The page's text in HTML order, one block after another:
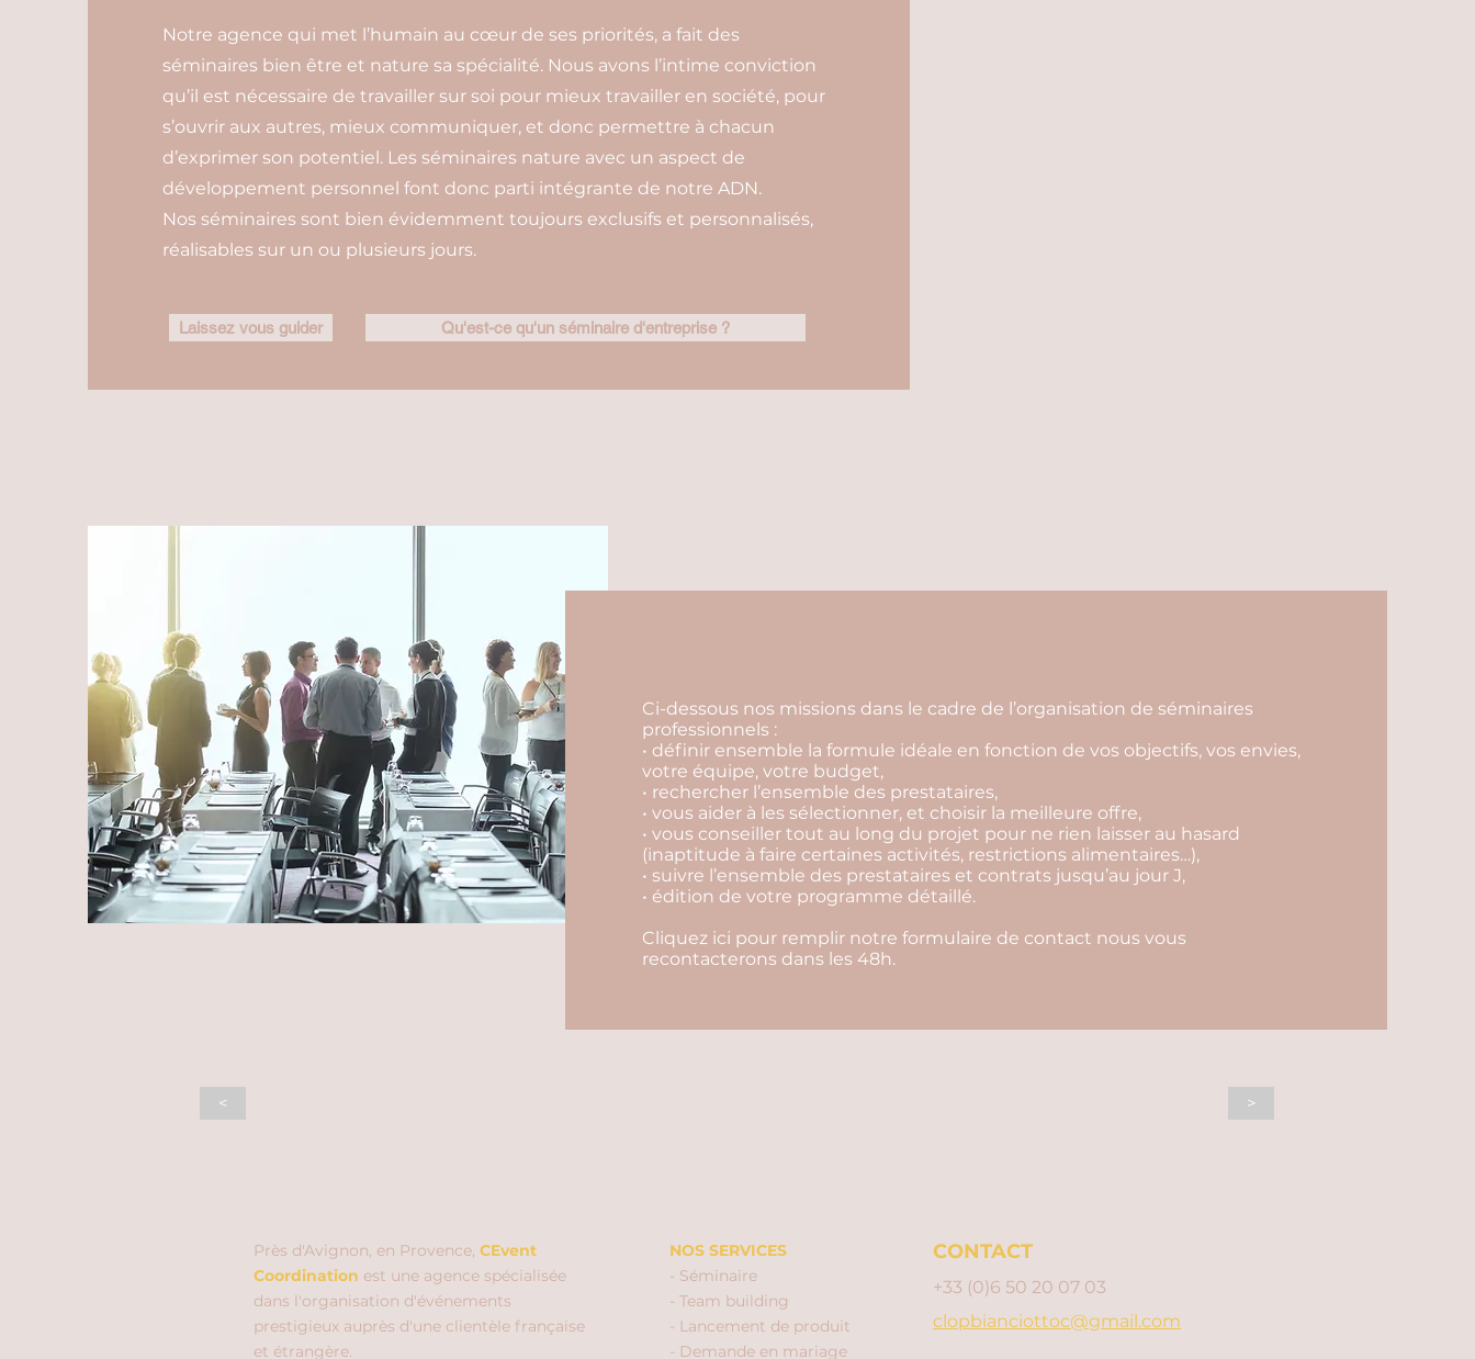
Notre agence qui met l’humain au cœur de ses priorités, a fait des
séminaires bien être et nature sa spécialité. Nous avons l’intime conviction
qu’il est nécessaire de travailler sur soi pour mieux travailler en société, pour
s’ouvrir aux autres, mieux communiquer, et donc permettre à chacun
d’exprimer son potentiel. Les séminaires nature avec un aspect de
développement personnel font donc parti intégrante de notre ADN.
Nos séminaires sont bien évidemment toujours exclusifs et personnalisés,
réalisables sur un ou plusieurs jours.
Laissez vous guider Qu'est-ce qu'un séminaire d'entreprise ?
Ci-dessous nos missions dans le cadre de l’organisation de séminaires
professionnels :
• définir ensemble la formule idéale en fonction de vos objectifs, vos envies,
votre équipe, votre budget,
• rechercher l’ensemble des prestataires,
• vous aider à les sélectionner, et choisir la meilleure offre,
• vous conseiller tout au long du projet pour ne rien laisser au hasard
(inaptitude à faire certaines activités, restrictions alimentaires…),
• suivre l’ensemble des prestataires et contrats jusqu’au jour J,
• édition de votre programme détaillé.
Cliquez ici pour remplir notre formulaire de contact nous vous
recontacterons dans les 48h.
< >
Près d'Avignon, en Provence, CEvent
Coordination est une agence spécialisée
dans l'organisation d'événements
prestigieux auprès d'une clientèle française
et étrangère.
NOS SERVICES
- Séminaire
- Team building
- Lancement de produit
- Demande en mariage
CONTACT
+33 (0)6 50 20 07 03
clopbianciottoc@gmail.com